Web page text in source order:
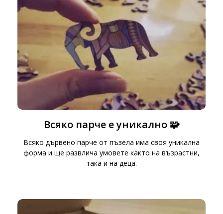
Всяко парче е уникално 🧩
Всяко дървено парче от пъзела има своя уникална
форма и ще развлича умовете както на възрастни,
така и на деца.